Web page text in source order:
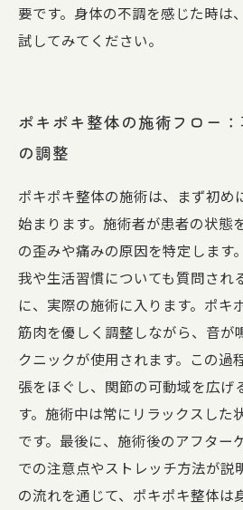
要です。身体の不調を感じた時は
試してみてください。
ポキポキ整体の施術フロー
の調整
ポキポキ整体の施術は、まず初め
始まります。施術者が患者の状態
の歪みや痛みの原因を特定します
我や生活習慣についても質問され
に、実際の施術に入ります。ポキ
筋肉を優しく調整しながら、音が
クニックが使用されます。この過
張をほぐし、関節の可動域を広げ
す。施術中は常にリラックスした
です。最後に、施術後のアフター
での注意点やストレッチ方法が説
の流れを通じて、ポキポキ整体は